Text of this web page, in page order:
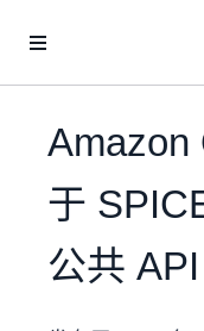
Amazon
于
公共 API